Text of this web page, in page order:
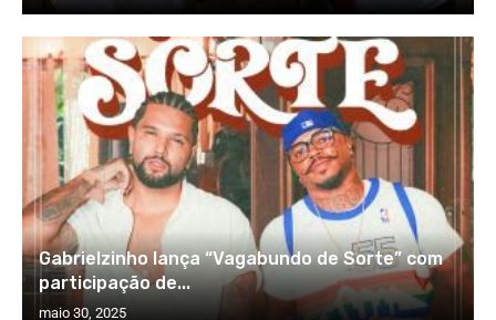
Gabrielzinho lança “Vagabundo de Sorte” com
participação de...
maio 30, 2025